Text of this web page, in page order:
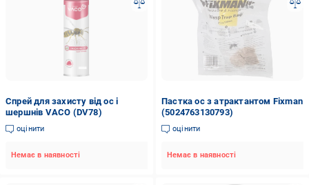
Спрей для захисту від ос і
шершнів VACO (DV78)
оцінити
Немає в наявності
Пастка ос з атрактантом Fixman
(5024763130793)
оцінити
Немає в наявності